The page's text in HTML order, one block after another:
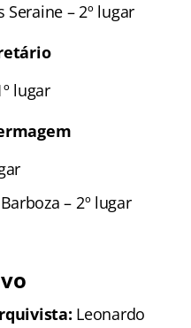
– 2º lugar
lugar
– 2º lugar
Leonardo